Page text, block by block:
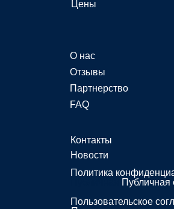
Контакты
Новости
Политика
Публичная
Пользовательское
О нас
Отзывы
Партнерство
FAQ
Цены